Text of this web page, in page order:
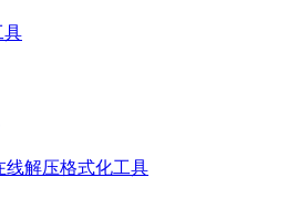
具
线解压格式化工具